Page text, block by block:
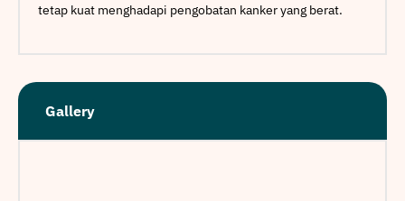
tetap kuat menghadapi pengobatan kanker yang berat.
Gallery